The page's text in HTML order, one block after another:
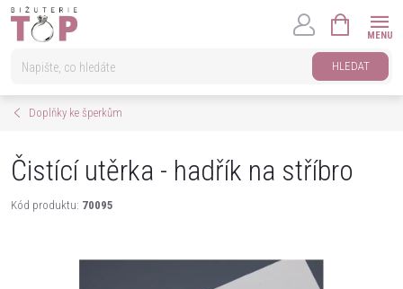
Přejít
HLEDAT
KOŠÍK
Doplňky ke šperkům
Čistící utěrka - hadřík na stříbro
Kód produktu: 70095